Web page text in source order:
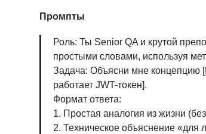
Промпты
Роль: Ты Senior QA и крутой
простыми словами, используя
Задача: Объясни мне
работает JWT-токен].
Формат ответа:
1. Простая аналогия из жизни
2. Техническое объяснение «для